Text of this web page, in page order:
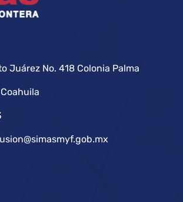
Juárez No. 418 Colonia Palma